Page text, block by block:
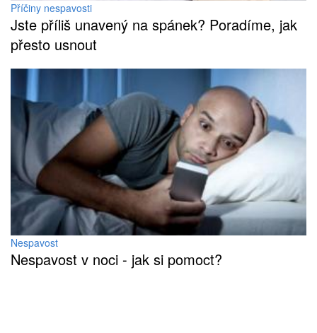
Příčiny nespavosti
Jste příliš unavený na spánek? Poradíme, jak
přesto usnout
Nespavost
Nespavost v noci - jak si pomoct?